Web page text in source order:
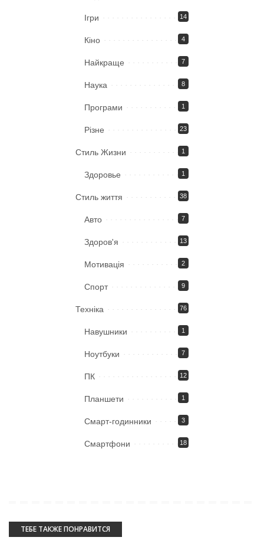
Ігри 14
Кіно 4
Найкраще 7
Наука 8
Програми 1
Різне 23
Стиль Жизни 1
Здоровье 1
Стиль життя 38
Авто 7
Здоров'я 13
Мотивація 2
Спорт 9
Техніка 76
Навушники 1
Ноутбуки 7
ПК 12
Планшети 1
Смарт-годинники 3
Смартфони 18
ТЕБЕ ТАКЖЕ ПОНРАВИТСЯ